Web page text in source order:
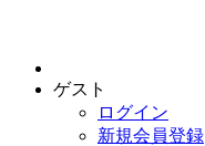
ゲスト
ログイン
新規会員登録